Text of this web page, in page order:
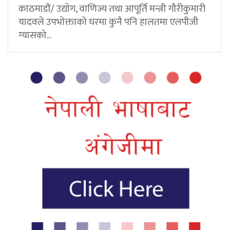
काठमाडौं/ उद्योग, वाणिज्य तथा आपूर्ति मन्त्री गौरीकुमारी
यादवले उपभोक्ताको घरमा कुनै पनि हालतमा एलपीजी
ग्यासको...